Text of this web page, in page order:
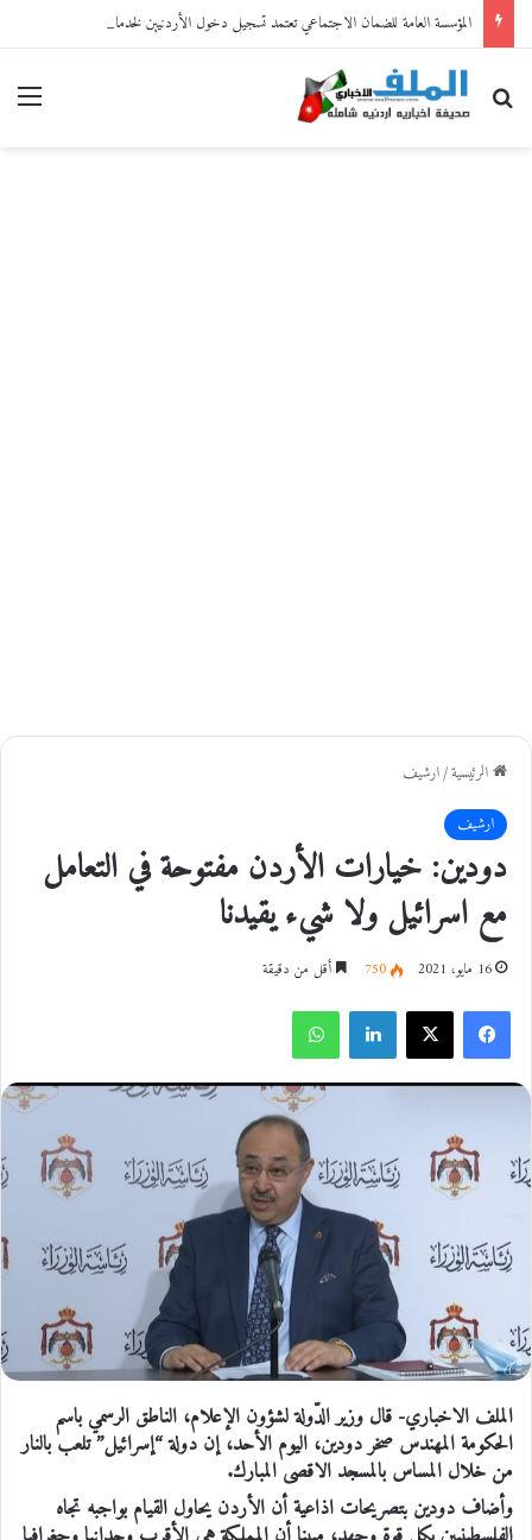
بحث عن
الرئيسية/ارشيف
ارشيف
دودين: خيارات الأردن مفتوحة في التعامل
مع اسرائيل ولا شيء يقيدنا
16 مايو، 2021 750 أقل من دقيقة
فيسبوك
الملف الاخباري- قال وزير الدّولة لشؤون الإعلام، الناطق الرسمي باسم
الحكومة المهندس صخر دودين، اليوم الأحد، إن دولة “إسرائيل” تلعب بالنار
من خلال المساس بالمسجد الاقصى المبارك.
وأضاف دودين بتصريحات اذاعية أن الأردن يحاول القيام بواجبه تجاه